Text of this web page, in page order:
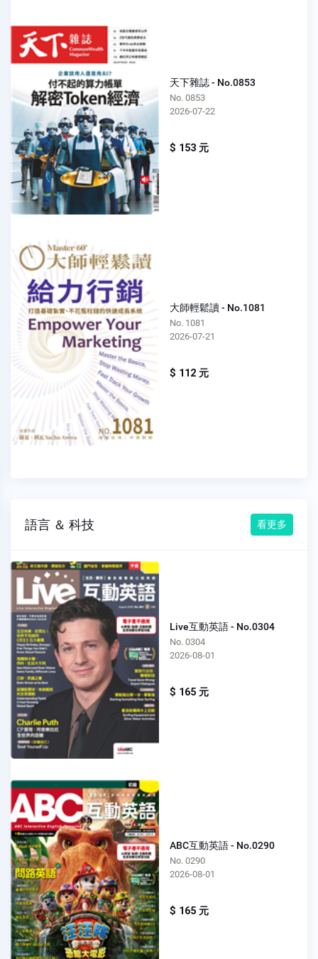
天下雜誌 - No.0853
No. 0853
2026-07-22
$ 153 元
大師輕鬆讀 - No.1081
No. 1081
2026-07-21
$ 112 元
語言 ＆ 科技 看更多
Live互動英語 - No.0304
No. 0304
2026-08-01
$ 165 元
ABC互動英語 - No.0290
No. 0290
2026-08-01
$ 165 元